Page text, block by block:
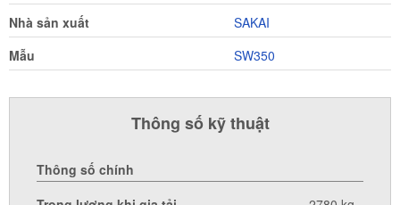
Nhà sản xuất
SAKAI
Mẫu
SW350
Thông số kỹ thuật
Thông số chính